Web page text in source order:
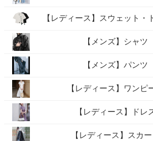
【レディース】スウェット・
【メンズ】シャツ
【メンズ】パンツ
【レディース】ワンピ
【レディース】ドレ
【レディース】スカー